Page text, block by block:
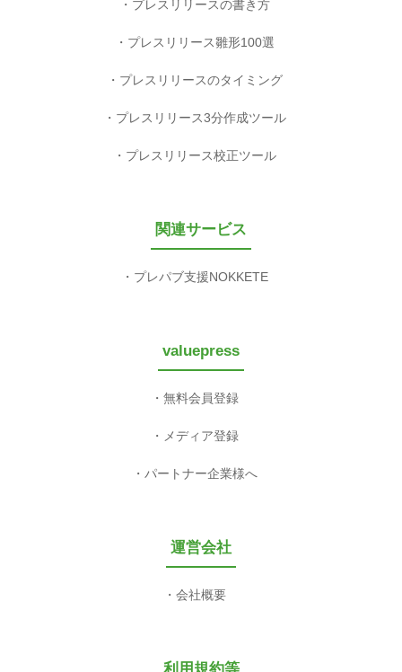
プレスリリースの書き方
プレスリリース雛形100選
プレスリリースのタイミング
プレスリリース3分作成ツール
プレスリリース校正ツール
関連サービス
プレパブ支援NOKKETE
valuepress
無料会員登録
メディア登録
パートナー企業様へ
運営会社
会社概要
利用規約等